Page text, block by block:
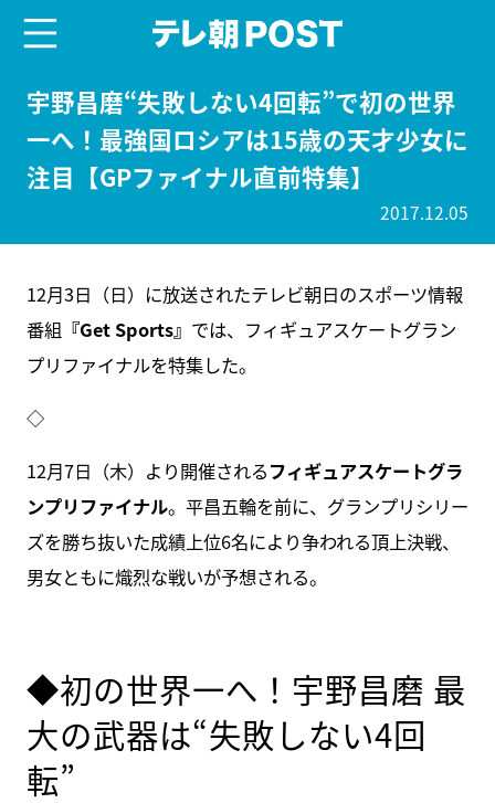
宇野昌磨“失敗しない4回転”で初の世界
一へ！最強国ロシアは15歳の天才少女に
注目【GPファイナル直前特集】
2017.12.05
12月3日（日）に放送されたテレビ朝日のスポーツ情報
番組 『Get Sports』 では、フィギュアスケートグラン
プリファイナルを特集した。
◇
12月7日（木）より開催されるフィギュアスケートグラ
ンプリファイナル。平昌五輪を前に、グランプリシリー
ズを勝ち抜いた成績上位6名により争われる頂上決戦、
男女ともに熾烈な戦いが予想される。
◆初の世界一へ！宇野昌磨 最
大の武器は“失敗しない4回
転”